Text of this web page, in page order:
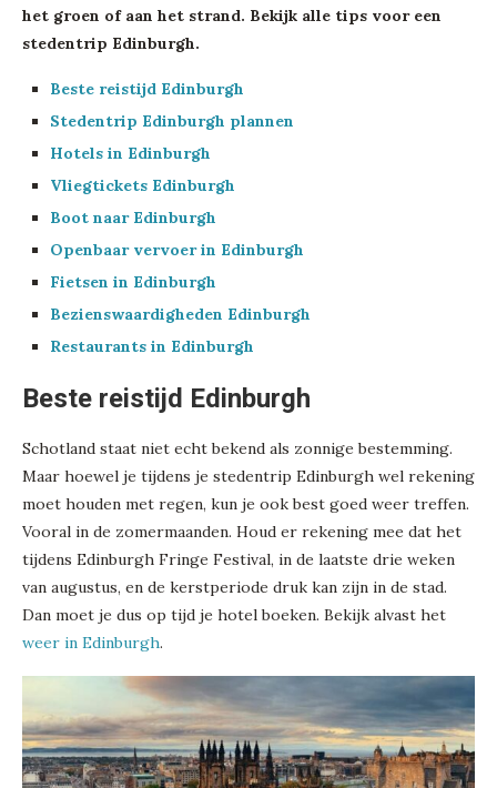
het groen of aan het strand. Bekijk alle tips voor een
stedentrip Edinburgh.
Beste reistijd Edinburgh
Stedentrip Edinburgh plannen
Hotels in Edinburgh
Vliegtickets Edinburgh
Boot naar Edinburgh
Openbaar vervoer in Edinburgh
Fietsen in Edinburgh
Bezienswaardigheden Edinburgh
Restaurants in Edinburgh
Beste reistijd Edinburgh
Schotland staat niet echt bekend als zonnige bestemming.
Maar hoewel je tijdens je stedentrip Edinburgh wel rekening
moet houden met regen, kun je ook best goed weer treffen.
Vooral in de zomermaanden. Houd er rekening mee dat het
tijdens Edinburgh Fringe Festival, in de laatste drie weken
van augustus, en de kerstperiode druk kan zijn in de stad.
Dan moet je dus op tijd je hotel boeken. Bekijk alvast het
weer in Edinburgh.